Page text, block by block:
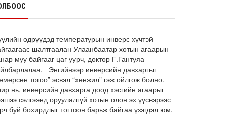
оны төсвийн төсөлтэй хамт 2026
АИ-92 автобензин 11 хоног, дизель
түлш 18 хоногийн НӨӨЦТЭЙ БАЙНА
8 сарын 05, 2026
Тэгш, сондгойгоор зааглан
шатахуун олгосноор өдрийн
өдрүүдэд температурын инверс хүчтэй
шалтгаалан Улаанбаатар хотын агаарын
муу байгааг цаг уурч, доктор Г.Гантуяа
Энгийнээр инверсийн давхаргыг
тогоо” эсвэл “хөнжил" гэж ойлгож болно.
нь, инверсийн давхарга доод хэсгийн агаарыг
сэлгээнд оруулалгүй хотын олон эх үүсвэрээс
буй бохирдлыг тогтоон барьж байгаа үзэгдэл юм.